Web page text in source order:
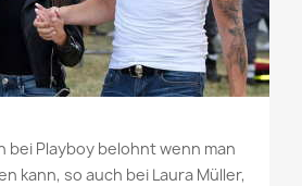
bei Playboy belohnt wenn man
kann, so auch bei Laura Müller,